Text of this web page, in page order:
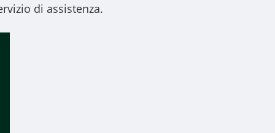
di assistenza.